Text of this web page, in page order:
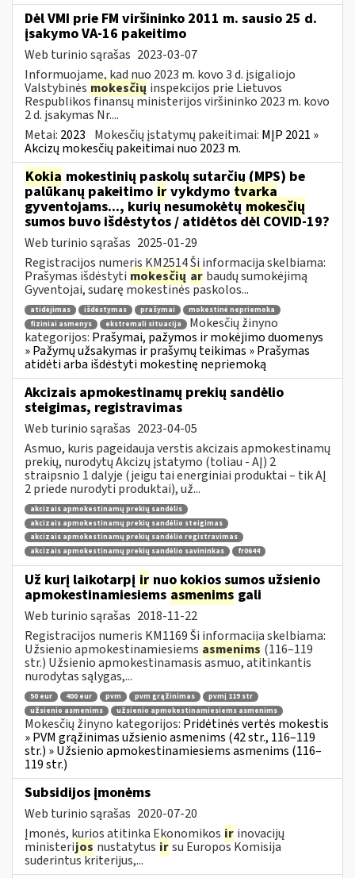
Dėl VMI prie FM viršininko 2011 m. sausio 25 d.
įsakymo VA-16 pakeitimo
Web turinio sąrašas 2023-03-07
Informuojame, kad nuo 2023 m. kovo 3 d. įsigaliojo
Valstybinės mokesčių inspekcijos prie Lietuvos
Respublikos finansų ministerijos viršininko 2023 m. kovo
2 d. įsakymas Nr....
Metai: 2023 Mokesčių įstatymų pakeitimai: MĮP 2021 »
Akcizų mokesčių pakeitimai nuo 2023 m.
Kokia mokestinių paskolų sutarčių (MPS) be
palūkanų pakeitimo ir vykdymo tvarka
gyventojams..., kurių nesumokėtųmokesčių
sumos buvo išdėstytos / atidėtos dėl COVID-19?
Web turinio sąrašas 2025-01-29
Registracijos numeris KM2514 Ši informacija skelbiama:
Prašymas išdėstyti mokesčių ar baudų sumokėjimą
Gyventojai, sudarę mokestinės paskolos...
atidėjimas išdėstymas prašymai
mokestinė nepriemoka
fiziniai asmenys
ekstremali situacija
Mokesčių žinyno
kategorijos: Prašymai, pažymos ir mokėjimo duomenys
» Pažymų užsakymas ir prašymų teikimas » Prašymas
atidėti arba išdėstyti mokestinę nepriemoką
Akcizais apmokestinamų prekių sandėlio
steigimas, registravimas
Web turinio sąrašas 2023-04-05
Asmuo, kuris pageidauja verstis akcizais apmokestinamų
prekių, nurodytų Akcizų įstatymo (toliau - AĮ) 2
straipsnio 1 dalyje (jeigu tai energiniai produktai – tik AĮ
2 priede nurodyti produktai), už...
akcizais apmokestinamų prekių sandėlis
akcizais apmokestinamų prekių sandėlio steigimas
akcizais apmokestinamų prekių sandėlio registravimas
akcizais apmokestinamų prekių sandėlio savininkas
fr0644
Už kurį laikotarpį ir nuo kokios sumos užsienio
apmokestinamiesiems asmenims gali
Web turinio sąrašas 2018-11-22
Registracijos numeris KM1169 Ši informacija skelbiama:
Užsienio apmokestinamiesiems asmenims (116–119
str.) Užsienio apmokestinamasis asmuo, atitinkantis
nurodytas sąlygas,...
50 eur 400 eur pvm pvm grąžinimas
pvmį 119 str
užsienio asmenims
užsienio apmokestinamiesiems asmenims
Mokesčių žinyno kategorijos: Pridėtinės vertės mokestis
» PVM grąžinimas užsienio asmenims (42 str., 116–119
str.) » Užsienio apmokestinamiesiems asmenims (116–
119 str.)
Subsidijos įmonėms
Web turinio sąrašas 2020-07-20
Įmonės, kurios atitinka Ekonomikos ir inovacijų
ministerijos nustatytus irsu Europos Komisija
suderintus kriterijus,...